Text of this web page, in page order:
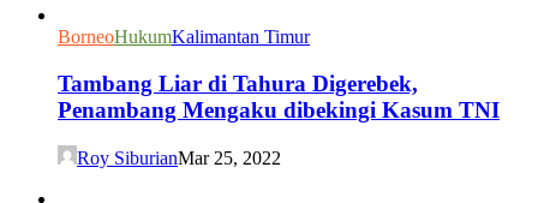
BorneoHukumKalimantan Timur
Tambang Liar di Tahura Digerebek,
Penambang Mengaku dibekingi Kasum TNI
Roy SiburianMar 25, 2022